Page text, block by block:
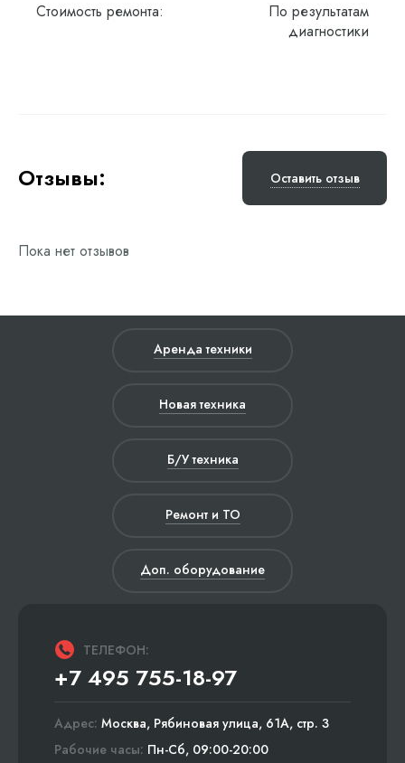
Стоимость ремонта:
По результатам
диагностики
Отзывы: Оставить отзыв
Пока нет отзывов
Аренда техники
Новая техника
Б/У техника
Ремонт и ТО
Доп. оборудование
ТЕЛЕФОН:
+7 495 755-18-97
Адрес: Москва, Рябиновая улица, 61А, стр. 3
Рабочие часы: Пн-Сб, 09:00-20:00